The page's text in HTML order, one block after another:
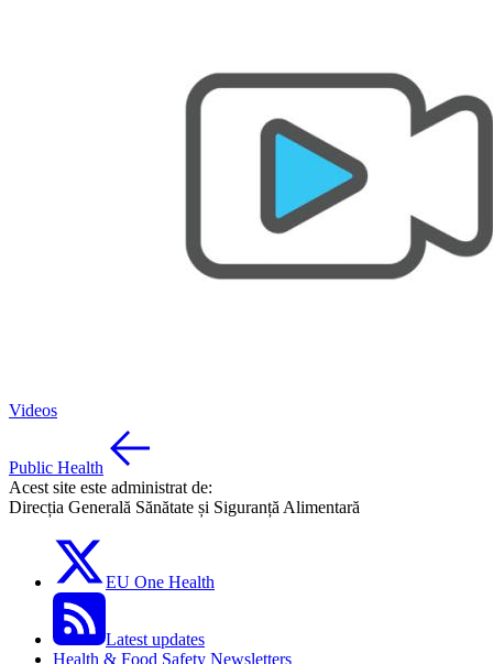
Videos
Public Health
Acest site este administrat de:
Direcția Generală Sănătate și Siguranță Alimentară
EU One Health
Latest updates
Health & Food Safety Newsletters